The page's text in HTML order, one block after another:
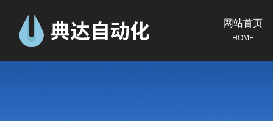
网站首页
HOME